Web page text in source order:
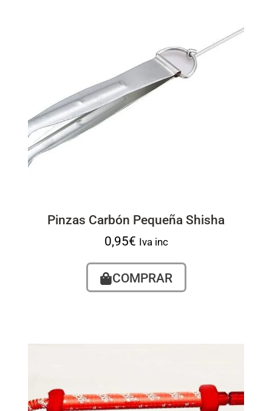
Pinzas Carbón Pequeña Shisha
0,95€ Iva inc
COMPRAR